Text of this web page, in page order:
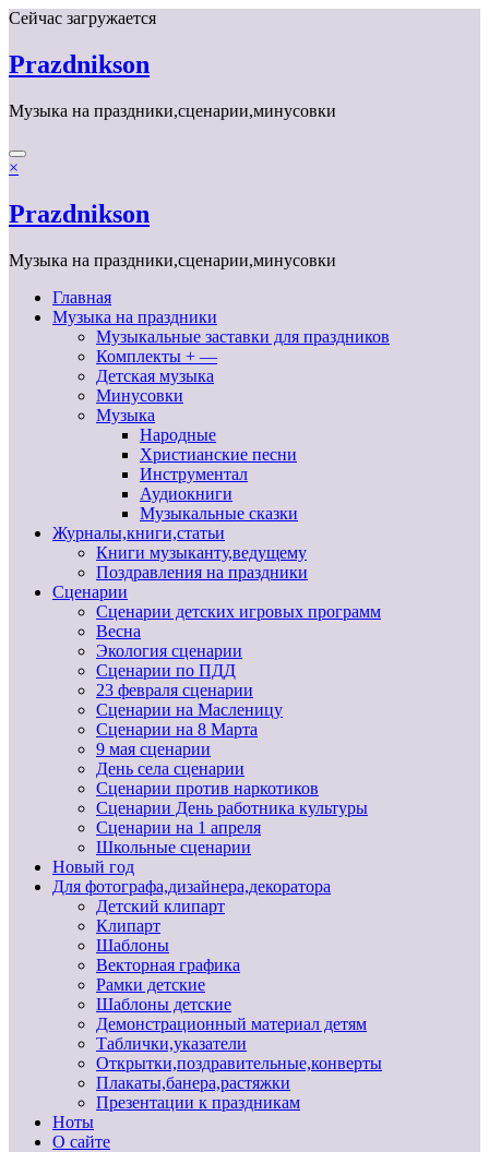
Перейти
содержимому
Сейчас загружается
Prazdnikson
Музыка на праздники,сценарии,минусовки
×
Prazdnikson
Музыка на праздники,сценарии,минусовки
Главная
Музыка на праздники
Музыкальные заставки для праздников
Комплекты + —
Детская музыка
Минусовки
Музыка
Народные
Христианские песни
Инструментал
Аудиокниги
Музыкальные сказки
Журналы,книги,статьи
Книги музыканту,ведущему
Поздравления на праздники
Сценарии
Сценарии детских игровых программ
Весна
Экология сценарии
Сценарии по ПДД
23 февраля сценарии
Сценарии на Масленицу
Сценарии на 8 Марта
9 мая сценарии
День села сценарии
Сценарии против наркотиков
Сценарии День работника культуры
Сценарии на 1 апреля
Школьные сценарии
Новый год
Для фотографа,дизайнера,декоратора
Детский клипарт
Клипарт
Шаблоны
Векторная графика
Рамки детские
Шаблоны детские
Демонстрационный материал детям
Таблички,указатели
Открытки,поздравительные,конверты
Плакаты,банера,растяжки
Презентации к праздникам
Ноты
О сайте